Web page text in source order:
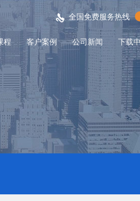
全国免费服务热线
程 客户案例 公司新闻 下载